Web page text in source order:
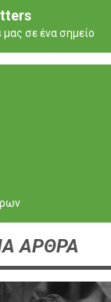
σε ένα σημείο
ΑΡΘΡΑ